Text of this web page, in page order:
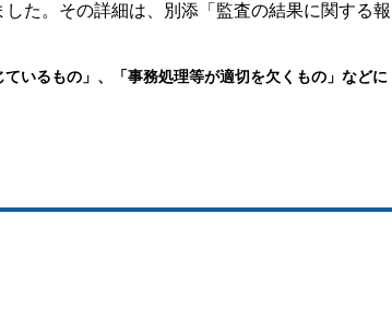
た。その詳細は、別添「監査の結果に関する報
いるもの」、「事務処理等が適切を欠くもの」などに